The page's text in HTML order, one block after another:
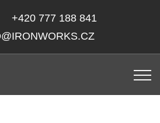
+420 777 188 841